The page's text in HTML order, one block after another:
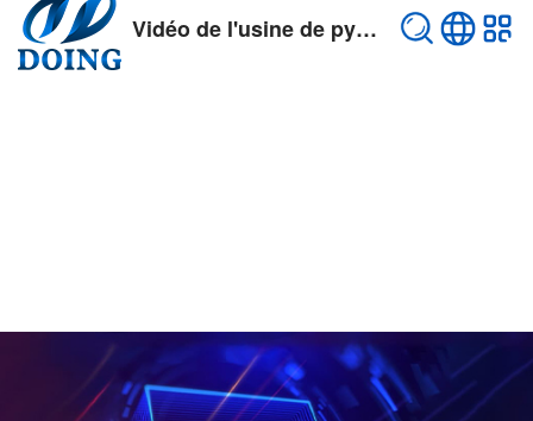
Vidéo de l'usine de pyrolyse